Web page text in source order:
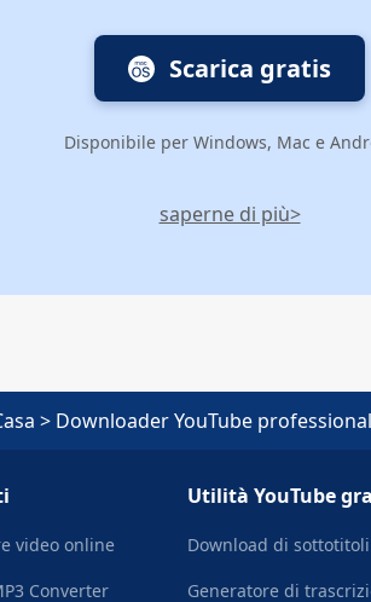
Scarica gratis
Disponibile per Windows, Mac e
saperne di più>
> Downloader YouTube
video online
Converter
Utilità YouTube
Download di
Generatore di